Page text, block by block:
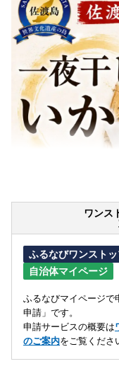
ワンス
ふるなびワンスト
自治体マイページ
ふるなびマイページで
申請」です。
申請サービスの概要は
のご案内をご覧くださ